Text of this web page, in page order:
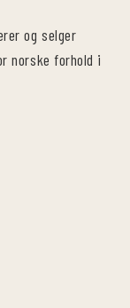
og selger
norske forhold i